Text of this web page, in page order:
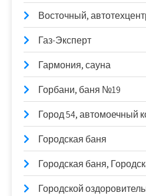
Восточный,
Газ-Эксперт
Гармония, сауна
Горбани, баня №19
Город 54, автомоечный
Городская баня
Городская баня,
Городской